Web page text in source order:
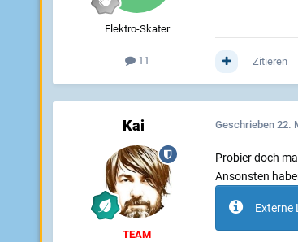
Elektro-Skater
11 Zitieren
Kai
TEAM
Geschrieben 22.
Probier doch
Ansonsten
Externe